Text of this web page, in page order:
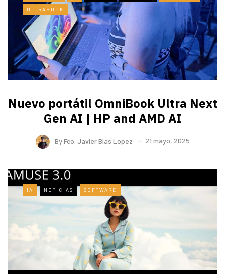
ULTRABOOK
Nuevo portátil OmniBook Ultra ​Next
Gen AI | HP and AMD AI
ByFco. Javier Blas Lopez 21 mayo, 2025
IA NOTICIAS SOFTWARE